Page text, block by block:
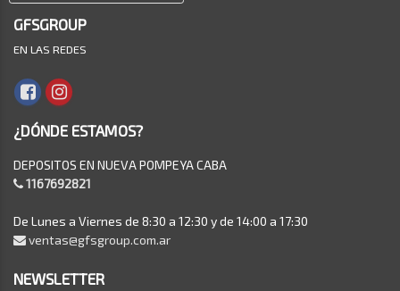
GFSGROUP
EN LAS REDES
¿DÓNDE ESTAMOS?
DEPOSITOS EN NUEVA POMPEYA CABA
1167692821
De Lunes a Viernes de 8:30 a 12:30 y de 14:00 a 17:30
ventas@gfsgroup.com.ar
NEWSLETTER